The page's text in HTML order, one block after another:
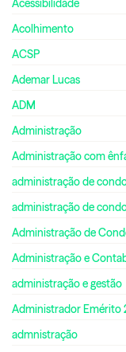
Acessibilidade
Acolhimento
ACSP
Ademar Lucas
ADM
Administração
Administração com
administração de
administração de
Administração de
Administração e
administração e gestão
Administrador Emérito
admnistração